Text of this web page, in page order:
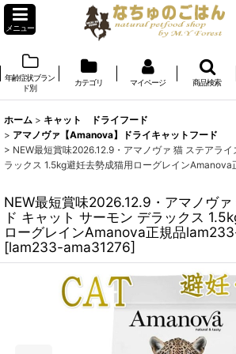
メニュー
年齢症状ブラン
ド別
カテゴリ マイページ 商品検索
ホーム > キャット ドライフード
> アマノヴァ【Amanova】ドライキャットフード
> NEW最短賞味2026.12.9・アマノヴァ 猫 ステアラ
ラックス 1.5kg避妊去勢成猫用ローグレイン
NEW最短賞味2026.12.9・アマノヴ
ド キャット サーモン デラックス
ローグレインAmanova正規品
[lam233-ama31276]